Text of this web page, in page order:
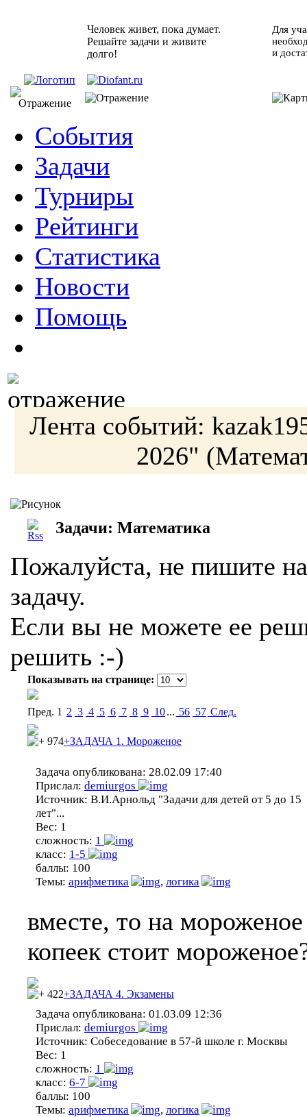
Человек живет, пока думает.
Решайте задачи и живите
долго!
Для
и
События
Задачи
Турниры
Рейтинги
Статистика
Новости
Помощь
Лента событий:
2026"
Задачи: Математика
Пожалуйста, не пишите
задачу.
Если вы не можете ее
решить :-)
Показывать на странице:
Пред. 1 2 3 4 5 6 7 8 9 10... 56 57 Cлед.
974+ЗАДАЧА 1. Мороженое
Задача опубликована: 28.02.09 17:40
Прислал: demiurgos
Источник: В.И.Арнольд "Задачи для детей от 5 до 15
лет"...
Вес: 1
сложность: 1
класс: 1-5
баллы: 100
Темы: арифметика , логика
вместе, то на
копеек стоит
422+ЗАДАЧА 4. Экзамены
Задача опубликована: 01.03.09 12:36
Прислал: demiurgos
Источник: Собеседование в 57-й школе г. Москвы
Вес: 1
сложность: 1
класс: 6-7
баллы: 100
Темы: арифметика , логика